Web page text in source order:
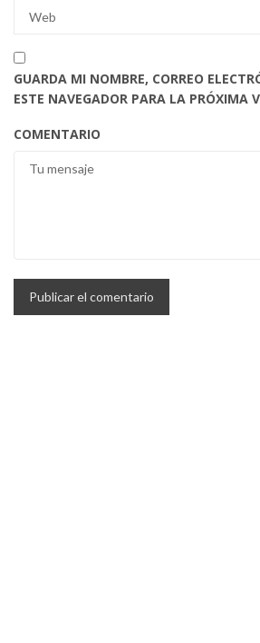
GUARDA MI NOMBRE, CORREO
ESTE NAVEGADOR PARA LA PRÓXIMA
COMENTARIO